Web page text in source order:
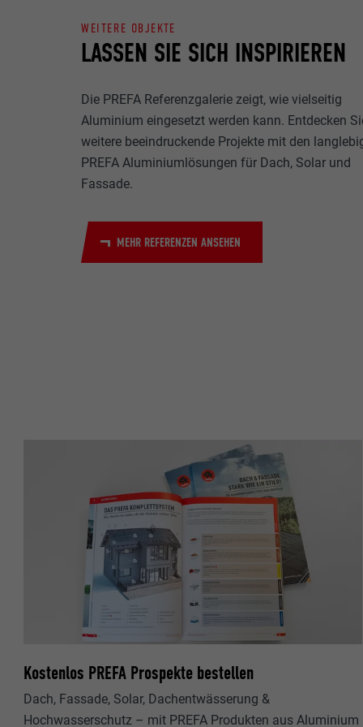
LASSEN SIE SICH INSPIRIEREN
WEITERE OBJEKTE
Die PREFA Referenzgalerie zeigt, wie vielseitig
Aluminium eingesetzt werden kann. Entdecken
weitere beeindruckende Projekte mit den
PREFA Aluminiumlösungen für Dach, Solar und
Fassade.
MEHR REFERENZEN ANSEHEN
Kostenlos PREFA Prospekte bestellen
Dach, Fassade, Solar, Dachentwässerung &
Hochwasserschutz – mit PREFA Produkten aus Aluminium
Zweck
Name
Anbieter
Anbieter
Name
MARKETING &
"Marketing &
verwendet,
hinweg
Name